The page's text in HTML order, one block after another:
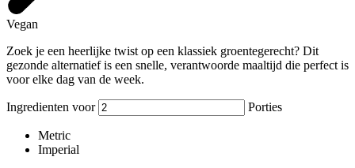
Vegan
Zoek je een heerlijke twist op een klassiek groentegerecht? Dit
gezonde alternatief is een snelle, verantwoorde maaltijd die perfect is
voor elke dag van de week.
Ingredienten voor Porties
Metric
Imperial